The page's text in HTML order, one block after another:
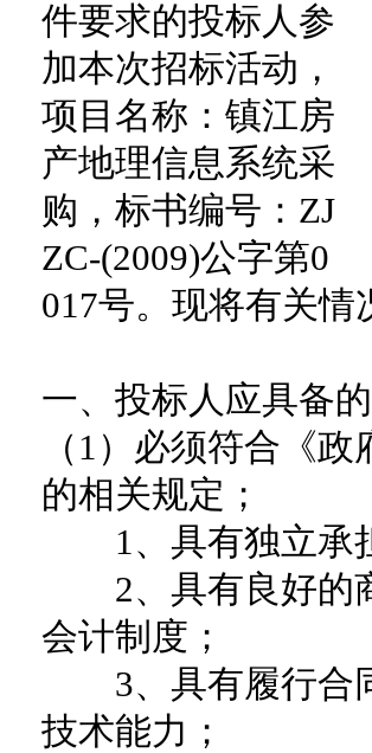
件要求的投标人参
加本次招标活动，
项目名称：镇江房
产地理信息系统采
购，标书编号：ZJ
ZC-(2009)公字第0
017号。现将有关情
一、投标人应具备
（1）必须符合《
的相关规定；
1、具有独立承
2、具有良好的
会计制度；
3、具有履行合
技术能力；